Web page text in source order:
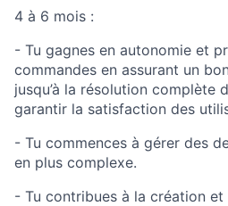
4 à 6 mois :
- Tu gagnes en autonomie et
commandes en assurant un
jusqu’à la résolution complète
garantir la satisfaction des
- Tu commences à gérer des
en plus complexe.
- Tu contribues à la création et